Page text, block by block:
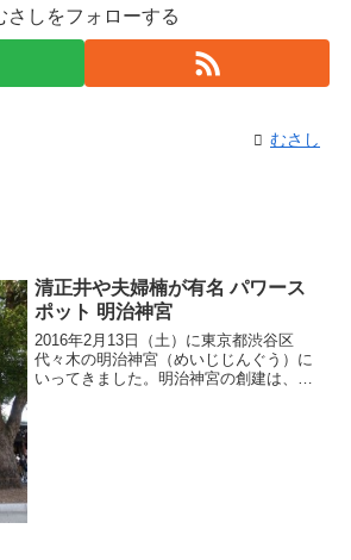
さしをフォローする
むさし
清正井や夫婦楠が有名 パワース
ポット 明治神宮
2016年2月13日（土）に東京都渋谷区
代々木の明治神宮（めいじじんぐう）に
いってきました。明治神宮の創建は、大